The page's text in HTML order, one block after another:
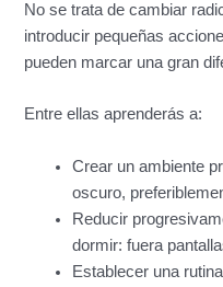
No se trata de cambiar
introducir pequeñas
pueden marcar una gran
Entre ellas aprenderás a:
Crear un ambiente
oscuro,
Reducir
dormir: fuera
Establecer una